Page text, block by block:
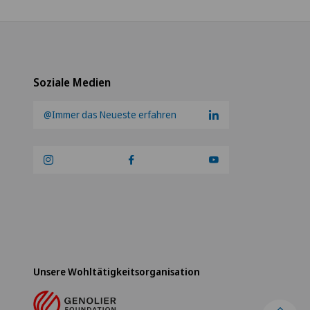
Soziale Medien
@Immer das Neueste erfahren
Unsere Wohltätigkeitsorganisation